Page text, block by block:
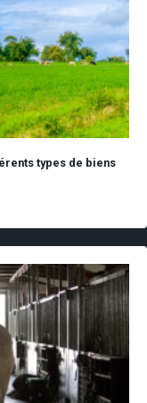
types de biens